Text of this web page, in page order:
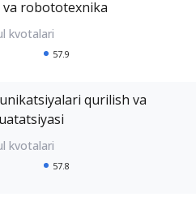
robototexnika
57.9
qurilish va
57.8